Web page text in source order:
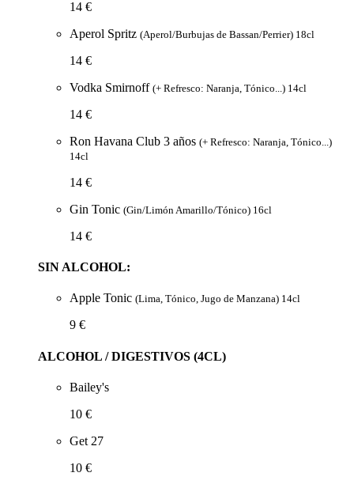
14 €
Aperol Spritz (Aperol/Burbujas de Bassan/Perrier) 18cl
14 €
Vodka Smirnoff (+ Refresco: Naranja, Tónico...) 14cl
14 €
Ron Havana Club 3 años (+ Refresco: Naranja, Tónico...)
14cl
14 €
Gin Tonic (Gin/Limón Amarillo/Tónico) 16cl
14 €
SIN ALCOHOL:
Apple Tonic (Lima, Tónico, Jugo de Manzana) 14cl
9 €
ALCOHOL / DIGESTIVOS (4CL)
Bailey's
10 €
Get 27
10 €